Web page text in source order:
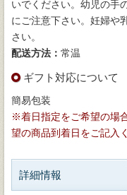
いでください。幼児の手
にご注意下さい。妊婦や
さい。
配送方法： 常温
ギフト対応について
簡易包装
※着日指定をご希望の場
望の商品到着日をご記入
詳細情報